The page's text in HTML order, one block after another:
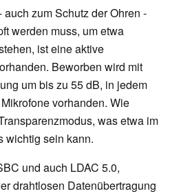
zum Schutz der Ohren -
werden muss, um etwa
ist eine aktive
Beworben wird mit
um bis zu 55 dB, in jedem
vorhanden. Wie
was etwa im
wichtig sein kann.
und auch LDAC 5.0,
drahtlosen Datenübertragung